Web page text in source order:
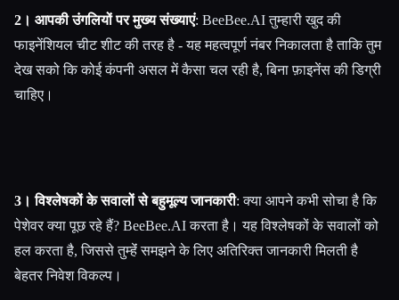
2। आपकी उंगलियों पर मुख्य संख्याएं: BeeBee.AI तुम्हारी खुद की
फाइनेंशियल चीट शीट की तरह है - यह महत्वपूर्ण नंबर निकालता है ताकि तुम
देख सको कि कोई कंपनी असल में कैसा चल रही है, बिना फ़ाइनेंस की डिग्री
चाहिए।
3। विश्लेषकों के सवालों से बहुमूल्य जानकारी: क्या आपने कभी सोचा है कि
पेशेवर क्या पूछ रहे हैं? BeeBee.AI करता है। यह विश्लेषकों के सवालों को
हल करता है, जिससे तुम्हेंं समझने के लिए अतिरिक्त जानकारी मिलती है
बेहतर निवेश विकल्प।